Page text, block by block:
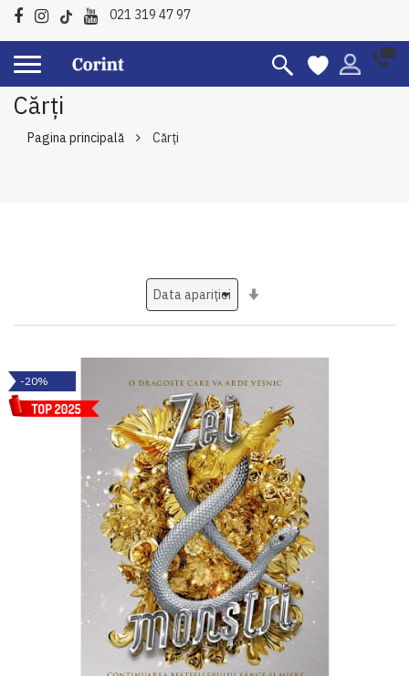
021 319 47 97
Cărți
Pagina principală Cărți
-20%